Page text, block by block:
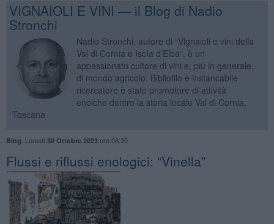
VIGNAIOLI E VINI — il Blog di Nadio
Stronchi
Nadio Stronchi, autore di “Vignaioli e vini della
Val di Cornia e Isola d’Elba”, è un
appassionato cultore di vini e, più in generale,
di mondo agricolo. Bibliofilo e instancabile
ricercatore è stato promotore di attività
enoiche dentro la storia locale Val di Cornia,
Toscana
Blog Lunedì 30 Ottobre 2023ore 08:30
​Flussi e riflussi enologici: “Vinella”